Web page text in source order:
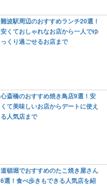
難波駅周辺のおすすめランチ20選！
安くておしゃれなお店から一人でゆ
っくり過ごせるお店まで
心斎橋のおすすめ焼き鳥店9選！安
くて美味しいお店からデートに使え
る人気店まで
道頓堀でおすすめのたこ焼き屋さん
6選！食べ歩きもできる人気店を紹